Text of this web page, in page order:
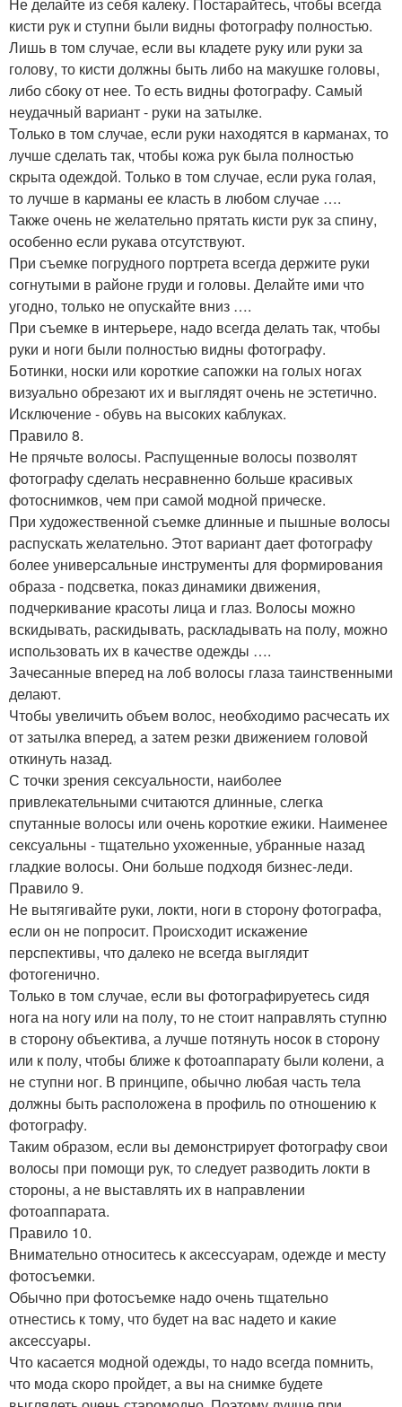
кисти рук и ступни были видны фотографу полностью.
Лишь в том случае, если вы кладете руку или руки за
голову, то кисти должны быть либо на макушке головы,
либо сбоку от нее. То есть видны фотографу. Самый
неудачный вариант - руки на затылке.
Только в том случае, если руки находятся в карманах, то
лучше сделать так, чтобы кожа рук была полностью
скрыта одеждой. Только в том случае, если рука голая,
то лучше в карманы ее класть в любом случае ….
Также очень не желательно прятать кисти рук за спину,
особенно если рукава отсутствуют.
При съемке погрудного портрета всегда держите руки
согнутыми в районе груди и головы. Делайте ими что
угодно, только не опускайте вниз ….
При съемке в интерьере, надо всегда делать так, чтобы
руки и ноги были полностью видны фотографу.
Ботинки, носки или короткие сапожки на голых ногах
визуально обрезают их и выглядят очень не эстетично.
Исключение - обувь на высоких каблуках.
Правило 8.
Не прячьте волосы. Распущенные волосы позволят
фотографу сделать несравненно больше красивых
фотоснимков, чем при самой модной прическе.
При художественной съемке длинные и пышные волосы
распускать желательно. Этот вариант дает фотографу
более универсальные инструменты для формирования
образа - подсветка, показ динамики движения,
подчеркивание красоты лица и глаз. Волосы можно
вскидывать, раскидывать, раскладывать на полу, можно
использовать их в качестве одежды ….
Зачесанные вперед на лоб волосы глаза таинственными
делают.
Чтобы увеличить объем волос, необходимо расчесать их
от затылка вперед, а затем резки движением головой
откинуть назад.
С точки зрения сексуальности, наиболее
привлекательными считаются длинные, слегка
спутанные волосы или очень короткие ежики. Наименее
сексуальны - тщательно ухоженные, убранные назад
гладкие волосы. Они больше подходя бизнес-леди.
Правило 9.
Не вытягивайте руки, локти, ноги в сторону фотографа,
если он не попросит. Происходит искажение
перспективы, что далеко не всегда выглядит
фотогенично.
Только в том случае, если вы фотографируетесь сидя
нога на ногу или на полу, то не стоит направлять ступню
в сторону объектива, а лучше потянуть носок в сторону
или к полу, чтобы ближе к фотоаппарату были колени, а
не ступни ног. В принципе, обычно любая часть тела
должны быть расположена в профиль по отношению к
фотографу.
Таким образом, если вы демонстрирует фотографу свои
волосы при помощи рук, то следует разводить локти в
стороны, а не выставлять их в направлении
фотоаппарата.
Правило 10.
Внимательно относитесь к аксессуарам, одежде и месту
фотосъемки.
Обычно при фотосъемке надо очень тщательно
отнестись к тому, что будет на вас надето и какие
аксессуары.
Что касается модной одежды, то надо всегда помнить,
что мода скоро пройдет, а вы на снимке будете